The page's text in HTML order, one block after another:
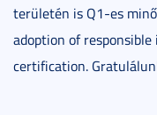
területén is Q1-es
adoption of
certification.